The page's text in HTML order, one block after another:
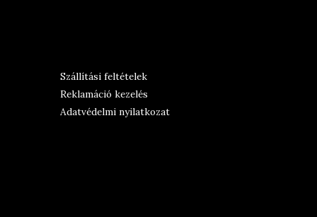
Szállítási feltételek
Reklamáció kezelés
Adatvédelmi nyilatkozat